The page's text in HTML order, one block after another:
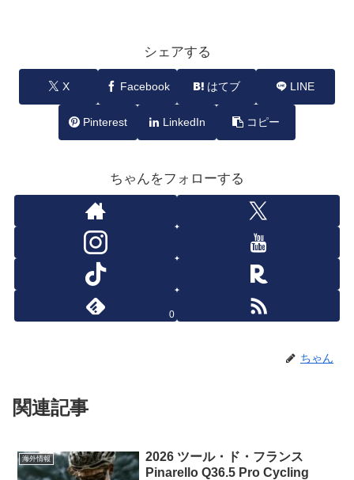
シェアする
X Facebook はてブ LINE
Pinterest LinkedIn コピー
ちゃんをフォローする
0
ちゃん
関連記事
海外情報
2026 ツール・ド・フランス
Pinarello Q36.5 Pro Cycling